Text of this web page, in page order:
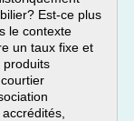
Est-ce plus
le contexte
un taux fixe et
produits